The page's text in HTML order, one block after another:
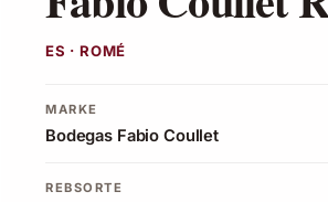
ES · ROMÉ
MARKE
Bodegas Fabio Coullet
REBSORTE